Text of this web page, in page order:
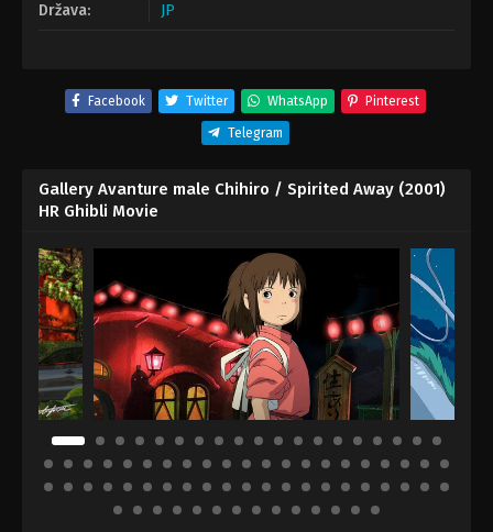
Država: JP
Facebook Twitter WhatsApp Pinterest
Telegram
Gallery Avanture male Chihiro / Spirited Away (2001)
HR Ghibli Movie